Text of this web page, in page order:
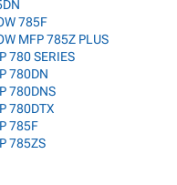
785F
MFP 785Z PLUS
780 SERIES
780DN
780DNS
780DTX
785F
785ZS